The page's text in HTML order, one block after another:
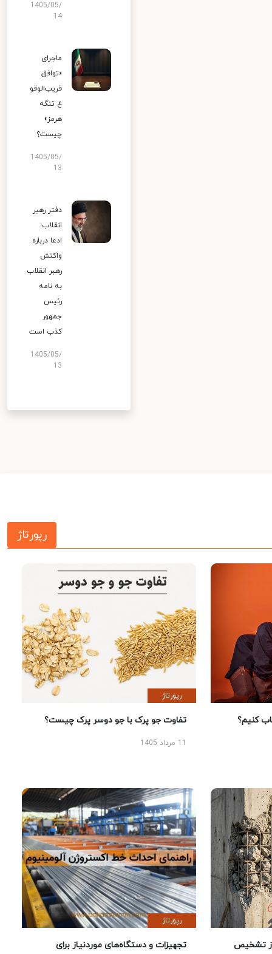
1405/05/
14
ماجرای
«توافق
قریب‌الوقو
ع تنگه
هرمز»
چیست؟
1405/05/
13
دفتر رهبر
انقلاب:
ادعا درباره
واکنش
رهبر انقلاب
به نامه
رئیس
جمهور
کذب است
1405/05/
13
رپورتاژ
کنیم؟
رپورتاژ
تفاوت جو پرک با جو دوسر پرک چیست؟
تشخیص
رپورتاژ
تجهیزات و دستگاه‌های موردنیاز برای